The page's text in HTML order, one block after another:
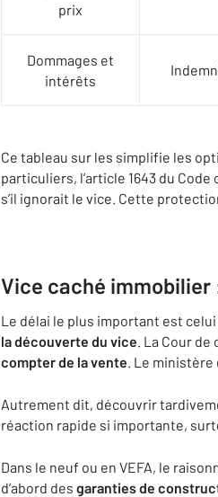
prix
Dommages et
intérêts
Ce tableau sur les simplifie les
particuliers, l’article 1643 du
s’il ignorait le vice. Cette
Vice caché immobilier
Le délai le plus important est celui
la découverte du vice . La Cour
compter de la vente . Le
Autrement dit, découvrir
réaction rapide si importante,
Dans le neuf ou en VEFA, le
d’abord des garanties de